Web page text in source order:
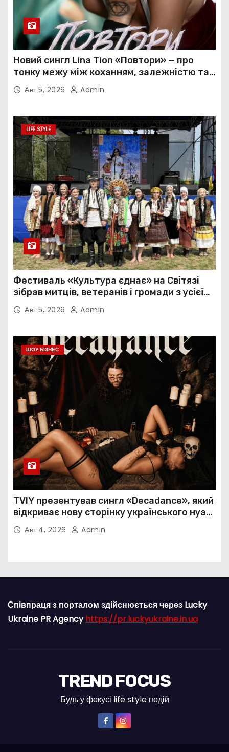
Новий сингл Lina Tion «Повтори» — про
тонку межу між коханням, залежністю та
нав’язливою прив’язаністю
Авг 5, 2026 Admin
LIFE STYLE
Фестиваль «Культура єднає» на Світязі
зібрав митців, ветеранів і громади з усієї
України
Авг 5, 2026 Admin
ШОУ БІЗНЕС
TVIY презентував сингл «Decadance», який
відкриває нову сторінку українського нуар-
попуАвг 4, 2026 Admin
Співпраця з порталом здійснюється через Lucky
Ukraine PR Agencyhttps://pr.luckyukraine.in.ua
TREND FOCUS
Будь у фокусі life style подій